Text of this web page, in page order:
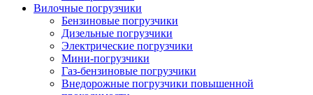
Вилочные погрузчики
Бензиновые погрузчики
Дизельные погрузчики
Электрические погрузчики
Мини-погрузчики
Газ-бензиновые погрузчики
Внедорожные погрузчики повышенной